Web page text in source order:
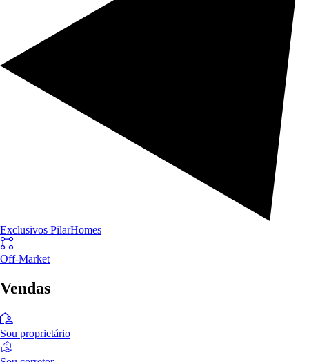
Exclusivos PilarHomes
Off-Market
Vendas
Sou proprietário